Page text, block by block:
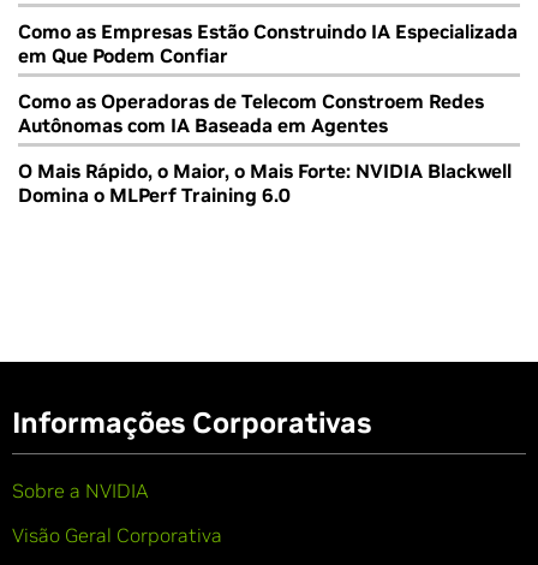
Como as Empresas Estão Construindo IA Especializada
em Que Podem Confiar
Como as Operadoras de Telecom Constroem Redes
Autônomas com IA Baseada em Agentes
O Mais Rápido, o Maior, o Mais Forte: NVIDIA Blackwell
Domina o MLPerf Training 6.0
Informações Corporativas
Sobre a NVIDIA
Visão Geral Corporativa